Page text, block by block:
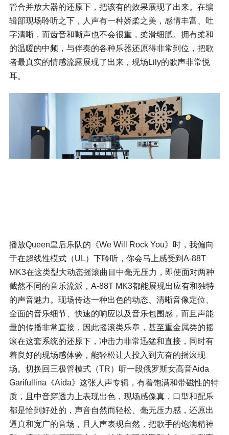
管合并放大器的还原下，把该有的效果展现了出来。在编
辑部现场聆听之下，人声有一种娇柔之美，感情丰富、吐
字清晰，而齿音和嘶声也不会很重，柔滑细腻。拥有柔和
的温暖的中频，与伴奏的各种乐器还原得非常到位，把歌
者最真实的情感流露展现了出来，现场Lily的歌声非常悦
耳。
播放Queen皇后乐队的《We Will Rock You》时，我偏向
于在超线性模式（UL）下聆听，你会马上感受到A-88T
MK3在这类型大动态摇滚曲目中毫无压力，即使面对两种
截然不同的音乐流派，A-88T MK3都能展现出应有和独特
的声音魅力。现场传达一种出色的动态、清晰音像定位、
全面的音乐细节、快速的响应以及音乐包围感，而且声能
量的传播非常直接，因此摇滚类乐章，甚至重金属类的摇
滚在这套系统的还原下，冲击力非常迅猛和直接，同时有
着良好的现场感体验，能轻松让人投入到亢奋的摇滚现
场。切换回三极管模式（TR）听一段俄罗斯女高音Aida
Garifullina 《Aida》这张人声专辑，有着饱满和带磁性的特
质，且中音穿透力上表现出色，现场感像真，口型和配乐
都是恰到好处的，声音自然而轻松、毫无压力感，还原出
逼真和宽广的音场，且人声表现自然，把歌手的饱满精神